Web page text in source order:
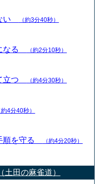
い （約3分40秒）
なる （約2分10秒）
立つ （約4分30秒）
約4分40秒）
順を守る （約4分20秒）
田の麻雀道）